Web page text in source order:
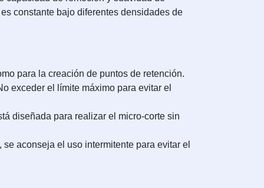
constante bajo diferentes densidades de
para la creación de puntos de retención.
exceder el límite máximo para evitar el
diseñada para realizar el micro-corte sin
aconseja el uso intermitente para evitar el